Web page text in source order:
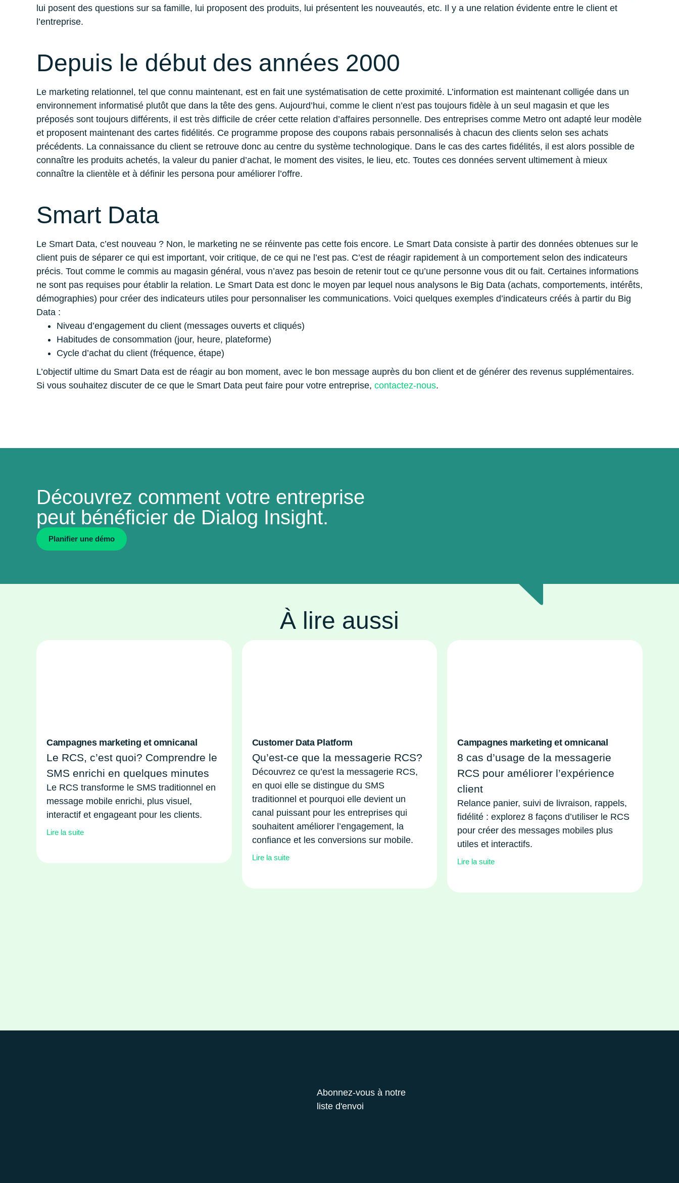
lui posent des questions sur sa famille, lui proposent des produits, lui présentent les nouveautés, etc. Il y a une relation évidente entre le client et
l’entreprise.
Depuis le début des années 2000
Le marketing relationnel, tel que connu maintenant, est en fait une systématisation de cette proximité. L’information est maintenant colligée dans un
environnement informatisé plutôt que dans la tête des gens. Aujourd’hui, comme le client n’est pas toujours fidèle à un seul magasin et que les
préposés sont toujours différents, il est très difficile de créer cette relation d’affaires personnelle. Des entreprises comme Metro ont adapté leur modèle
et proposent maintenant des cartes fidélités. Ce programme propose des coupons rabais personnalisés à chacun des clients selon ses achats
précédents. La connaissance du client se retrouve donc au centre du système technologique. Dans le cas des cartes fidélités, il est alors possible de
connaître les produits achetés, la valeur du panier d’achat, le moment des visites, le lieu, etc. Toutes ces données servent ultimement à mieux
connaître la clientèle et à définir les persona pour améliorer l’offre.
Smart Data
Le Smart Data, c’est nouveau ? Non, le marketing ne se réinvente pas cette fois encore. Le Smart Data consiste à partir des données obtenues sur le
client puis de séparer ce qui est important, voir critique, de ce qui ne l’est pas. C’est de réagir rapidement à un comportement selon des indicateurs
précis. Tout comme le commis au magasin général, vous n’avez pas besoin de retenir tout ce qu’une personne vous dit ou fait. Certaines informations
ne sont pas requises pour établir la relation. Le Smart Data est donc le moyen par lequel nous analysons le Big Data (achats, comportements, intérêts,
démographies) pour créer des indicateurs utiles pour personnaliser les communications. Voici quelques exemples d’indicateurs créés à partir du Big
Data :
Niveau d’engagement du client (messages ouverts et cliqués)
Habitudes de consommation (jour, heure, plateforme)
Cycle d’achat du client (fréquence, étape)
L’objectif ultime du Smart Data est de réagir au bon moment, avec le bon message auprès du bon client et de générer des revenus supplémentaires.
Si vous souhaitez discuter de ce que le Smart Data peut faire pour votre entreprise, contactez-nous.
Découvrez comment votre entreprise
peut bénéficier de Dialog Insight.
Planiﬁer une démo
À lire aussi
Campagnes marketing et omnicanal
Le RCS, c’est quoi? Comprendre le
SMS enrichi en quelques minutes
Le RCS transforme le SMS traditionnel en
message mobile enrichi, plus visuel,
interactif et engageant pour les clients.
Lire la suite
Customer Data Platform
Qu’est-ce que la messagerie RCS?
Découvrez ce qu’est la messagerie RCS,
en quoi elle se distingue du SMS
traditionnel et pourquoi elle devient un
canal puissant pour les entreprises qui
souhaitent améliorer l’engagement, la
confiance et les conversions sur mobile.
Lire la suite
Campagnes marketing et omnicanal
8 cas d’usage de la messagerie
RCS pour améliorer l’expérience
client
Relance panier, suivi de livraison, rappels,
fidélité : explorez 8 façons d’utiliser le RCS
pour créer des messages mobiles plus
utiles et interactifs.
Lire la suite
Abonnez-vous à notre
liste d'envoi